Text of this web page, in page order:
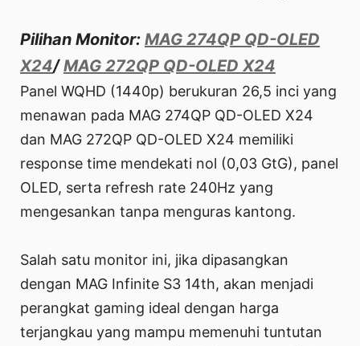
Pilihan Monitor: MAG 274QP QD-OLED
X24/MAG 272QP QD-OLED X24
Panel WQHD (1440p) berukuran 26,5 inci yang
menawan pada MAG 274QP QD-OLED X24
dan MAG 272QP QD-OLED X24 memiliki
response time mendekati nol (0,03 GtG), panel
OLED, serta refresh rate 240Hz yang
mengesankan tanpa menguras kantong.
Salah satu monitor ini, jika dipasangkan
dengan MAG Infinite S3 14th, akan menjadi
perangkat gaming ideal dengan harga
terjangkau yang mampu memenuhi tuntutan